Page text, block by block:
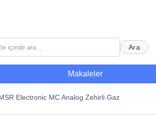
Ara
Makaleler
Electronic MC Analog Zehirli Gaz